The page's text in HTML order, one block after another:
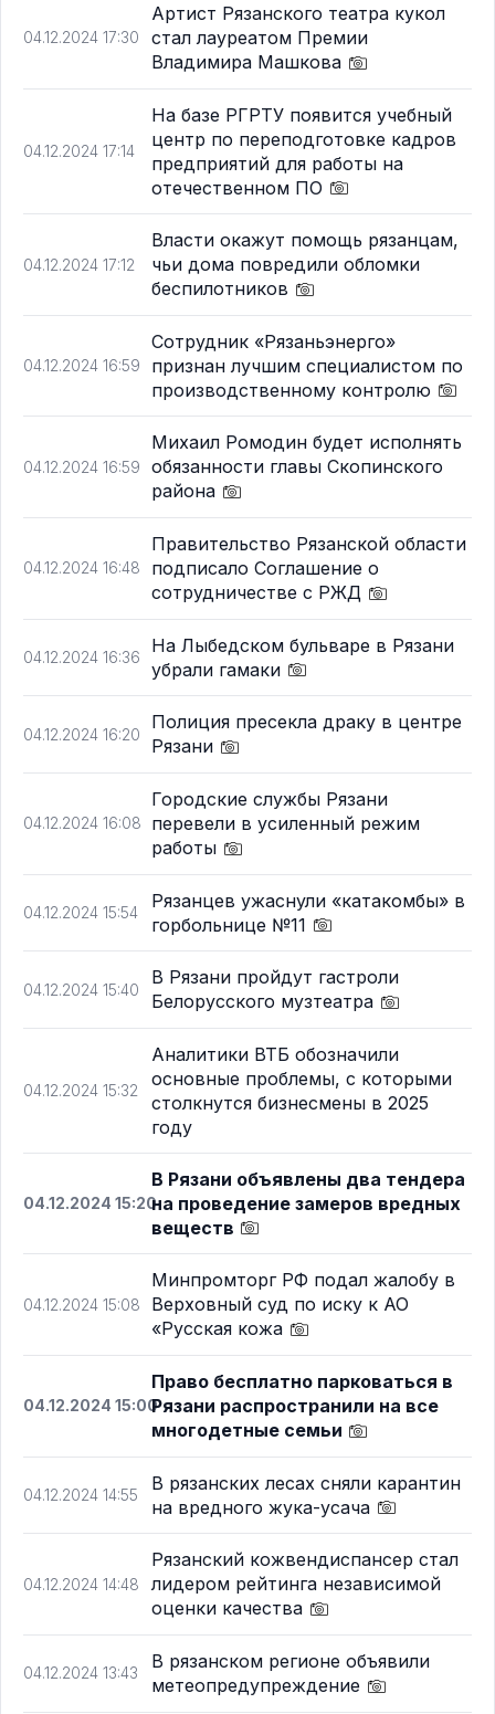
04.12.2024 17:30
Артист Рязанского театра кукол
стал лауреатом Премии
Владимира Машкова
04.12.2024 17:14
На базе РГРТУ появится учебный
центр по переподготовке кадров
предприятий для работы на
отечественном ПО
04.12.2024 17:12
Власти окажут помощь рязанцам,
чьи дома повредили обломки
беспилотников
04.12.2024 16:59
Сотрудник «Рязаньэнерго»
признан лучшим специалистом по
производственному контролю
04.12.2024 16:59
Михаил Ромодин будет исполнять
обязанности главы Скопинского
района
04.12.2024 16:48
Правительство Рязанской области
подписало Соглашение о
сотрудничестве с РЖД
04.12.2024 16:36
На Лыбедском бульваре в Рязани
убрали гамаки
04.12.2024 16:20
Полиция пресекла драку в центре
Рязани
04.12.2024 16:08
Городские службы Рязани
перевели в усиленный режим
работы
04.12.2024 15:54
Рязанцев ужаснули «катакомбы» в
горбольнице №11
04.12.2024 15:40
В Рязани пройдут гастроли
Белорусского музтеатра
04.12.2024 15:32
Аналитики ВТБ обозначили
основные проблемы, с которыми
столкнутся бизнесмены в 2025
году
04.12.2024 15:20
В Рязани объявлены два тендера
на проведение замеров вредных
веществ
04.12.2024 15:08
Минпромторг РФ подал жалобу в
Верховный суд по иску к АО
«Русская кожа
04.12.2024 15:00
Право бесплатно парковаться в
Рязани распространили на все
многодетные семьи
04.12.2024 14:55
В рязанских лесах сняли карантин
на вредного жука-усача
04.12.2024 14:48
Рязанский кожвендиспансер стал
лидером рейтинга независимой
оценки качества
04.12.2024 13:43
В рязанском регионе объявили
метеопредупреждение